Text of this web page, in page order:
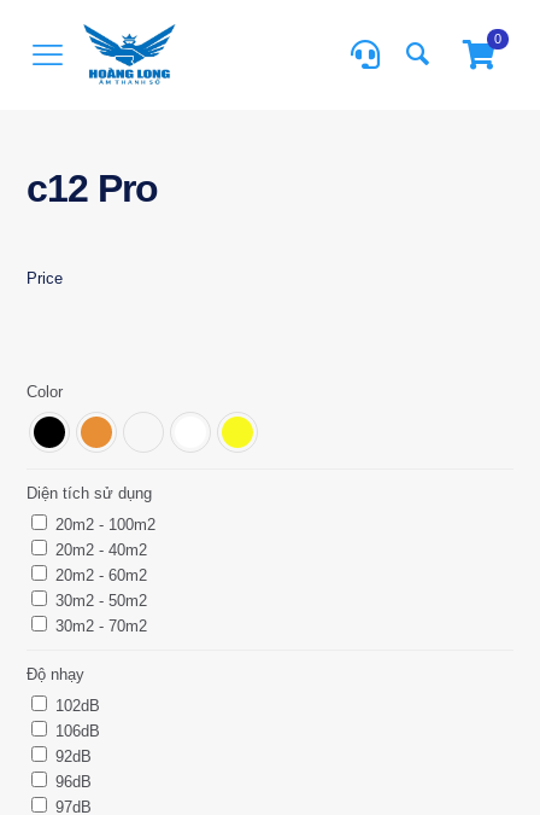
0
c12 Pro
Price
Color
Diện tích sử dụng
20m2 - 100m2
20m2 - 40m2
20m2 - 60m2
30m2 - 50m2
30m2 - 70m2
Độ nhạy
102dB
106dB
92dB
96dB
97dB